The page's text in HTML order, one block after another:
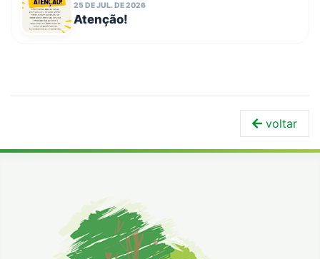
25 DE JUL. DE 2026
Atenção!
voltar